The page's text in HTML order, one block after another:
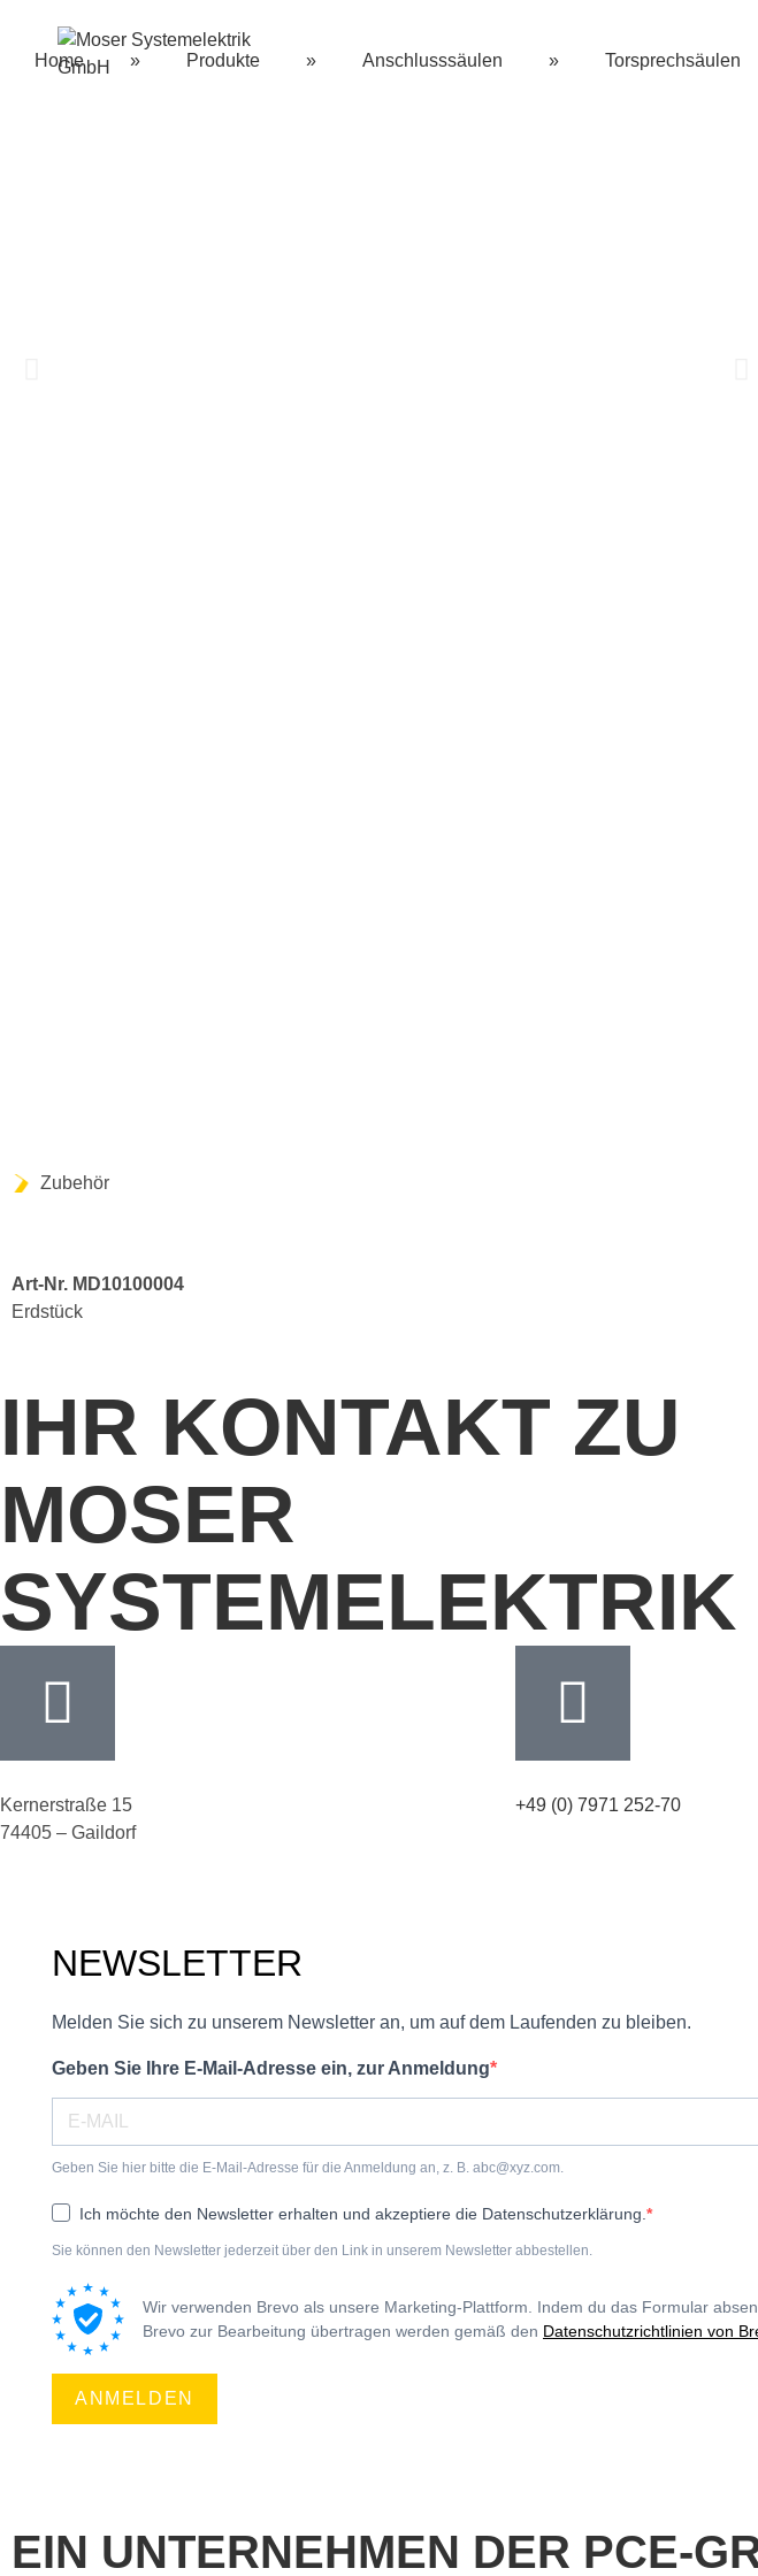
Home » Produkte » Anschlusssäulen » Torsprechsäulen
Zubehör
Art-Nr. MD10100004
Erdstück
IHR KONTAKT ZU
MOSER
SYSTEMELEKTRIK
Kernerstraße 15
74405 – Gaildorf
+49 (0) 7971 252-70
NEWSLETTER
Melden Sie sich zu unserem Newsletter an, um auf dem Laufenden zu bleiben.
Geben Sie Ihre E-Mail-Adresse ein, zur Anmeldung
Geben Sie hier bitte die E-Mail-Adresse für die Anmeldung an, z. B. abc@xyz.com.
Ich möchte den Newsletter erhalten und akzeptiere die Datenschutzerklärung.
Sie können den Newsletter jederzeit über den Link in unserem Newsletter abbestellen.
Wir verwenden Brevo als unsere Marketing-Plattform. Indem du das Formular
Brevo zur Bearbeitung übertragen werden gemäß den Datenschutzrichtlinien von
ANMELDEN
EIN UNTERNEHMEN DER PCE-